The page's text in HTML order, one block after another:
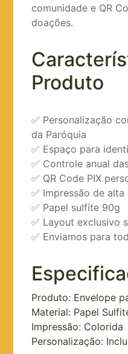
comunidade e QR
doações.
Produto
✅ Personalização
da Paróquia
✅ Espaço para
✅ Controle anual
✅ QR Code PIX
✅ Impressão de
✅ Papel sulfite 90g
✅ Layout exclusivo
✅ Enviamos para
Produto: Envelope
Material: Papel
Impressão: Colorida
Personalização: